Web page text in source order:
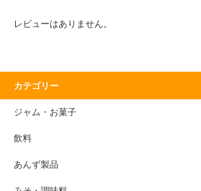
レビューはありません。
カテゴリー
ジャム・お菓子
飲料
あんず製品